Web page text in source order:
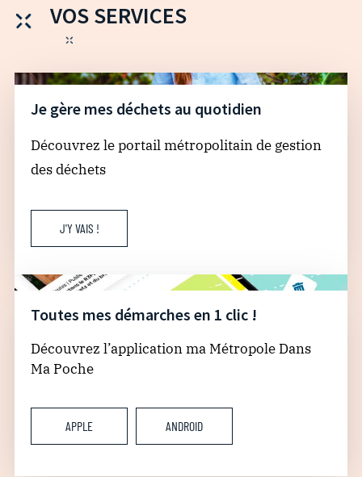
VOS SERVICES
Je gère mes déchets au quotidien
Découvrez le portail métropolitain de gestion
des déchets
J'Y VAIS !
Toutes mes démarches en 1 clic !
Découvrez l’application ma Métropole Dans
Ma Poche
APPLE ANDROID